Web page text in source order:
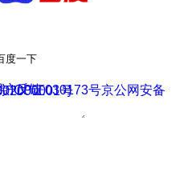
度一下
户反馈
ICP证030173号
号